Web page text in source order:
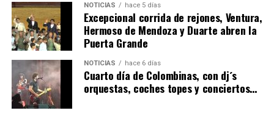
4º DÍA DE LAS FIESTAS COLOMBINAS 2026
hace 6 días Huelvatv
NOTICIAS hace 5 días
Excepcional corrida de rejones, Ventura,
Hermoso de Mendoza y Duarte abren la
Puerta Grande
NOTICIAS hace 6 días
Cuarto día de Colombinas, con dj´s
orquestas, coches topes y conciertos…